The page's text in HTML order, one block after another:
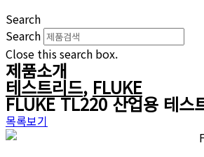
Search
Search
Close this search box.
제품소개
테스트리드, FLUKE
FLUKE TL220 산업용 테스
목록보기